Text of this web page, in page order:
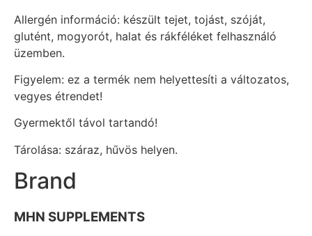
Allergén információ: készült tejet, tojást, szóját,
glutént, mogyorót, halat és rákféléket felhasználó
üzemben.
Figyelem: ez a termék nem helyettesíti a változatos,
vegyes étrendet!
Gyermektől távol tartandó!
Tárolása: száraz, hűvös helyen.
Brand
MHN SUPPLEMENTS